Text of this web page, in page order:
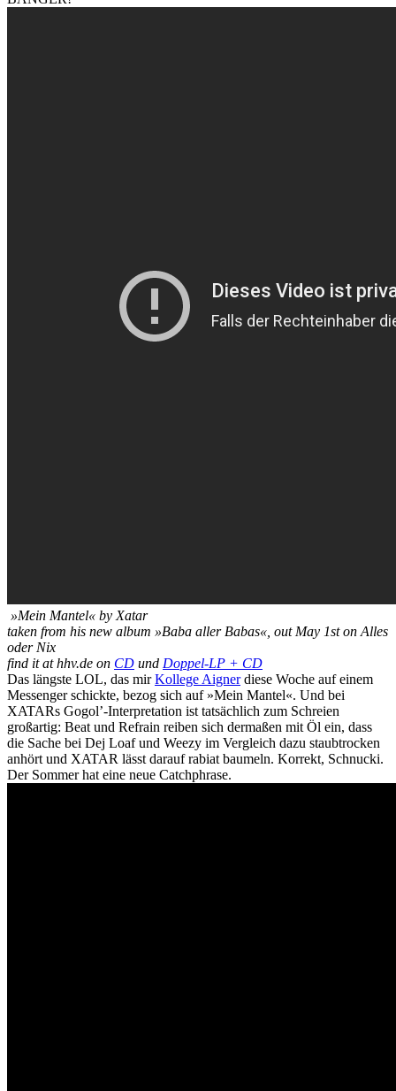
»Mein Mantel« by Xatar
taken from his new album »Baba aller Babas«, out May 1st on Alles
oder Nix
find it at hhv.de on CD und Doppel-LP + CD
Das längste LOL, das mirKollege Aignerdiese Woche auf einem
Messenger schickte, bezog sich auf »Mein Mantel«. Und bei
XATARs Gogol’-Interpretation ist tatsächlich zum Schreien
großartig: Beat und Refrain reiben sich dermaßen mit Öl ein, dass
die Sache bei Dej Loaf und Weezy im Vergleich dazu staubtrocken
anhört und XATAR lässt darauf rabiat baumeln. Korrekt, Schnucki.
Der Sommer hat eine neue Catchphrase.